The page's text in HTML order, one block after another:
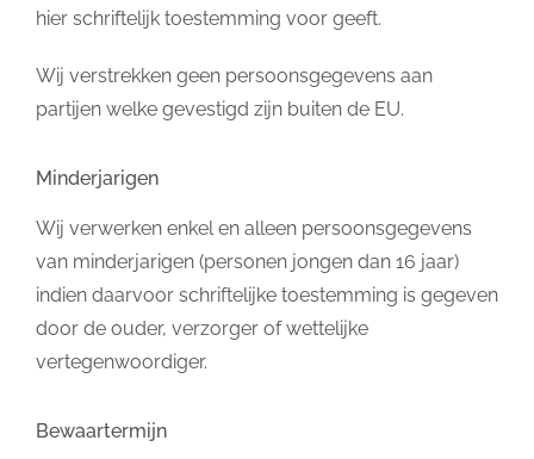
hier schriftelijk toestemming voor geeft.
Wij verstrekken geen persoonsgegevens aan
partijen welke gevestigd zijn buiten de EU.
Minderjarigen
Wij verwerken enkel en alleen persoonsgegevens
van minderjarigen (personen jongen dan 16 jaar)
indien daarvoor schriftelijke toestemming is gegeven
door de ouder, verzorger of wettelijke
vertegenwoordiger.
Bewaartermijn